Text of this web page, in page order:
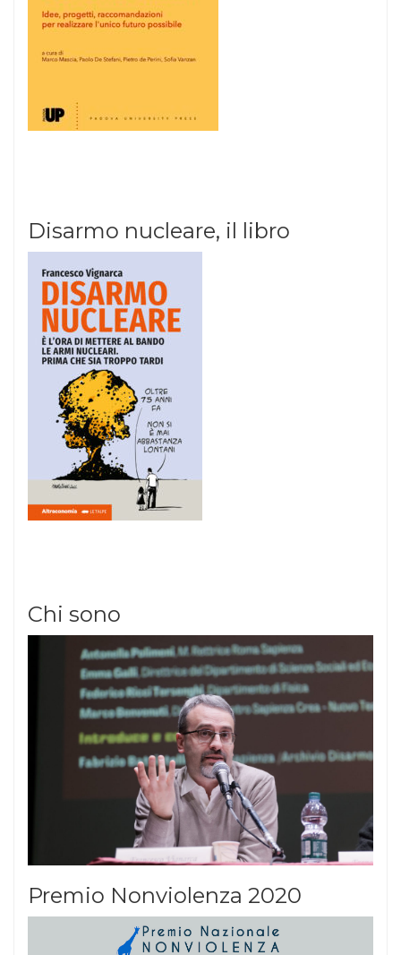
Disarmo nucleare, il libro
Chi sono
Premio Nonviolenza 2020